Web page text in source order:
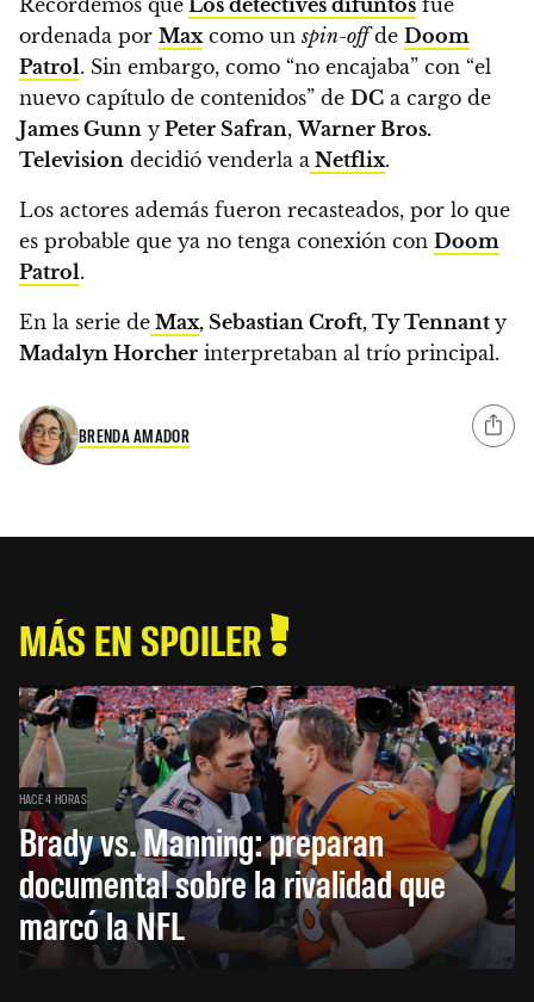
Recordemos que Los detectives difuntos fue
ordenada por Maxcomo unspin-offde Doom
Patrol. Sin embargo, como “no encajaba” con “el
nuevo capítulo de contenidos” de DC a cargo de
James Gunn y Peter Safran,Warner Bros.
Television decidió venderla a Netflix.
Los actores además fueron recasteados, por lo que
es probable que ya no tenga conexión con Doom
Patrol.
En la serie de Max, Sebastian Croft, Ty Tennant y
Madalyn Horcher interpretaban al trío principal.
BRENDA AMADOR
MÁS EN SPOILER
HACE 4 HORAS
Brady vs. Manning: preparan
documental sobre la rivalidad que
marcó la NFL